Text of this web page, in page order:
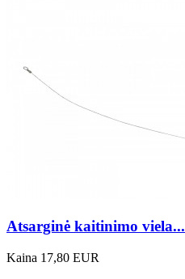
Atsarginė kaitinimo viela...
Kaina 17,80 EUR